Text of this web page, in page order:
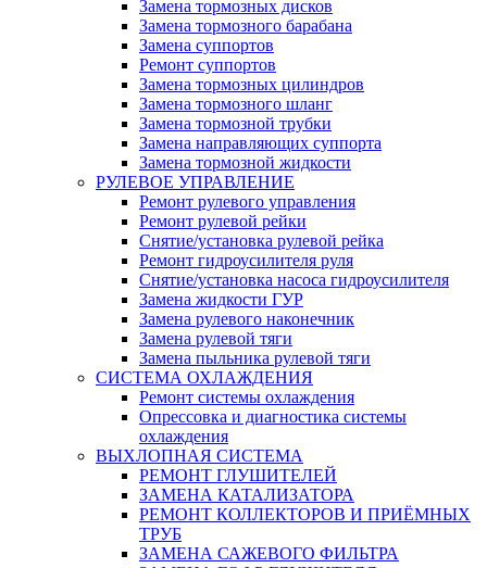
Замена тормозных дисков
Замена тормозного барабана
Замена суппортов
Ремонт суппортов
Замена тормозных цилиндров
Замена тормозного шланг
Замена тормозной трубки
Замена направляющих суппорта
Замена тормозной жидкости
РУЛЕВОЕ УПРАВЛЕНИЕ
Ремонт рулевого управления
Ремонт рулевой рейки
Снятие/установка рулевой рейка
Ремонт гидроусилителя руля
Снятие/установка насоса гидроусилителя
Замена жидкости ГУР
Замена рулевого наконечник
Замена рулевой тяги
Замена пыльника рулевой тяги
СИСТЕМА ОХЛАЖДЕНИЯ
Ремонт системы охлаждения
Опрессовка и диагностика системы
охлаждения
ВЫХЛОПНАЯ СИСТЕМА
РЕМОНТ ГЛУШИТЕЛЕЙ
ЗАМЕНА КАТАЛИЗАТОРА
РЕМОНТ КОЛЛЕКТОРОВ И ПРИЁМНЫХ
ТРУБ
ЗАМЕНА САЖЕВОГО ФИЛЬТРА